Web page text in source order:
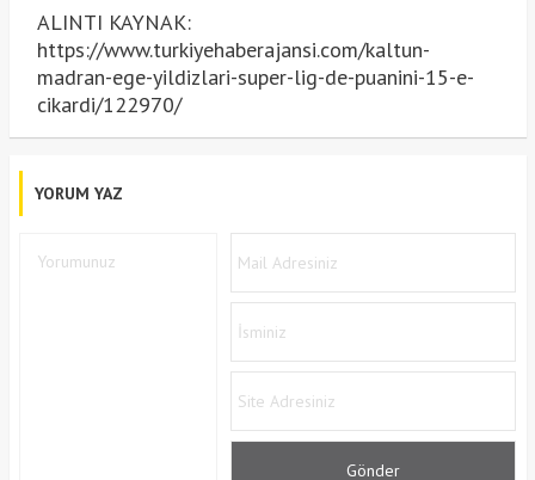
ALINTI KAYNAK:
https://www.turkiyehaberajansi.com/kaltun-
madran-ege-yildizlari-super-lig-de-puanini-15-e-
cikardi/122970/
YORUM YAZ